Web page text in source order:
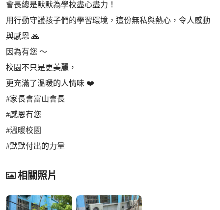
會長總是默默為學校盡心盡力！
用行動守護孩子們的學習環境，這份無私與熱心，令人感動
與感恩 🙏
因為有您 ～
校園不只是更美麗，
更充滿了溫暖的人情味 ❤️
#家長會富山會長
#感恩有您
#溫暖校園
#默默付出的力量
相關照片